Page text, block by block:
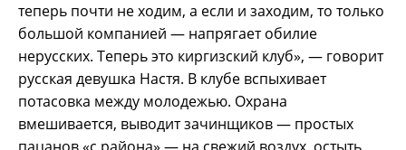
теперь почти не ходим, а если и заходим, то только
большой компанией — напрягает обилие
нерусских. Теперь это киргизский клуб», — говорит
русская девушка Настя. В клубе вспыхивает
потасовка между молодежью. Охрана
вмешивается, выводит зачинщиков — простых